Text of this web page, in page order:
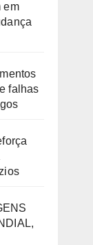
em
falhas